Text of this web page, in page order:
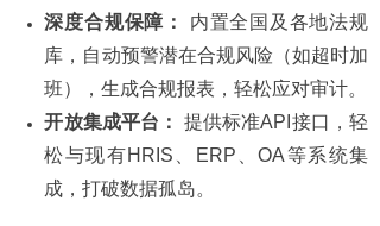
深度合规保障：
内置全国及各地法规
库，自动预警潜在合规风险（如超时加
班），生成合规报表，轻松应对审计。
开放集成平台：
提供标准API接口，轻
松与现有HRIS、ERP、OA等系统集
成，打破数据孤岛。